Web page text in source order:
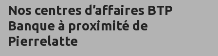
Nos centres d’affaires BTP
Banque à proximité de
Pierrelatte